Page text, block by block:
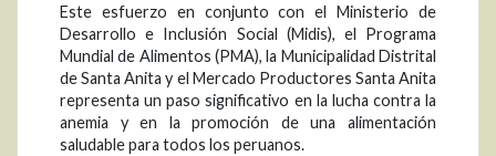
Este esfuerzo en conjunto con el Ministerio de
Desarrollo e Inclusión Social (Midis), el Programa
Mundial de Alimentos (PMA), la Municipalidad Distrital
de Santa Anita y el Mercado Productores Santa Anita
representa un paso significativo en la lucha contra la
anemia y en la promoción de una alimentación
saludable para todos los peruanos.